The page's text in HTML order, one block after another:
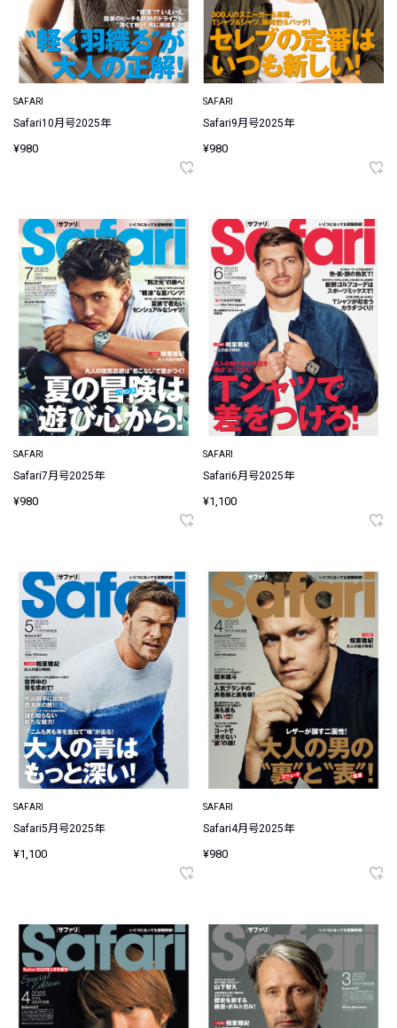
SAFARI
Safari10月号2025年
¥980
SAFARI
Safari9月号2025年
¥980
SAFARI
Safari7月号2025年
¥980
SAFARI
Safari6月号2025年
¥1,100
SAFARI
Safari5月号2025年
¥1,100
SAFARI
Safari4月号2025年
¥980